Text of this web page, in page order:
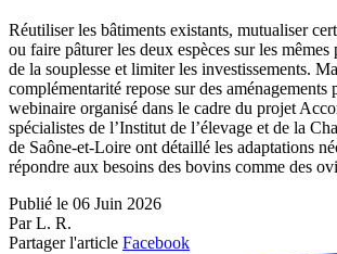
Réutiliser les bâtiments existants, mutualiser
ou faire pâturer les deux espèces sur les
de la souplesse et limiter les investissements.
complémentarité repose sur des aménagements
webinaire organisé dans le cadre du projet
spécialistes de l’Institut de l’élevage et de la
de Saône-et-Loire ont détaillé les adaptations
répondre aux besoins des bovins comme des
Publié le 06 Juin 2026
Par L. R.
Partager l'article Facebook